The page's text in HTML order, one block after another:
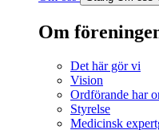
Om
Det här gör vi
Vision
Ordförande har
Styrelse
Medicinsk